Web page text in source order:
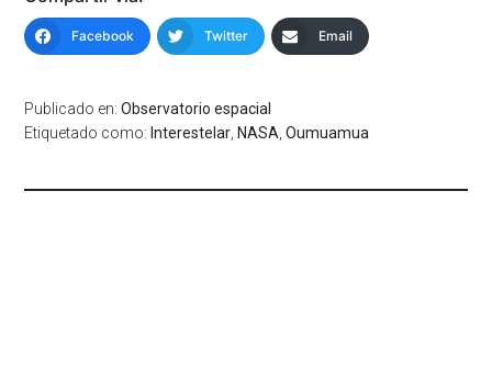
Facebook Twitter Email
Publicado en:Observatorio espacial
Etiquetado como: Interestelar, NASA,Oumuamua